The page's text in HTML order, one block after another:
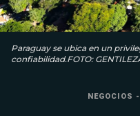
Paraguay se ubica en un
confiabilidad.FOTO:
NEGOCIOS